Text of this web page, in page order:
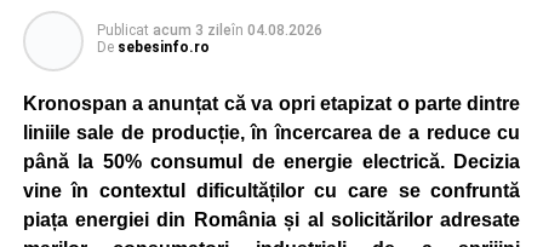
Publicat acum 3 zileîn 04.08.2026
De sebesinfo.ro
Kronospan a anunțat că va opri etapizat o parte dintre
liniile sale de producție, în încercarea de a reduce cu
până la 50% consumul de energie electrică. Decizia
vine în contextul dificultăților cu care se confruntă
piața energiei din România și al solicitărilor adresate